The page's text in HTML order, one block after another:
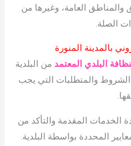
والمناطق العامة، وغيرها من
الصلة.
بالمدينة المنورة
البلدي المعتمد من البلدية
والمتطلبات التي يجب
الخدمات المقدمة والتأكد من
المحددة بواسطة البلدية.